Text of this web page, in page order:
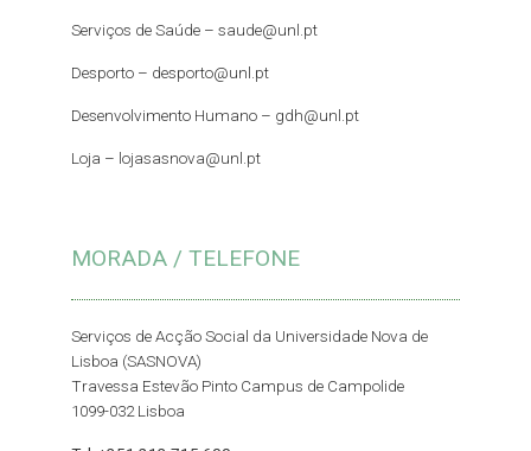
Serviços de Saúde – saude@unl.pt
Desporto – desporto@unl.pt
Desenvolvimento Humano – gdh@unl.pt
Loja – lojasasnova@unl.pt
MORADA / TELEFONE
Serviços de Acção Social da Universidade Nova de
Lisboa (SASNOVA)
Travessa Estevão Pinto Campus de Campolide
1099-032 Lisboa